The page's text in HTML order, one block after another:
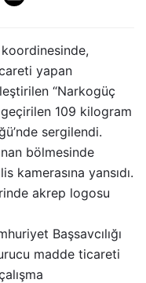
koordinesinde,
yapan
“Narkogüç
109 kilogram
sergilendi.
bölmesinde
kamerasına yansıdı.
akrep logosu
Başsavcılığı
madde ticareti